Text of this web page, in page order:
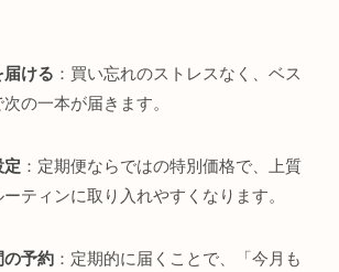
ける ：買い忘れのストレスなく、ベス
の一本が届きます。
定 ：定期便ならではの特別価格で、上質
ティンに取り入れやすくなります。
の予約 ：定期的に届くことで、「今月も